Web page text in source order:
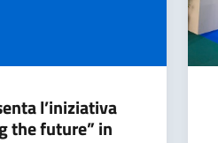
l’iniziativa
the future” in